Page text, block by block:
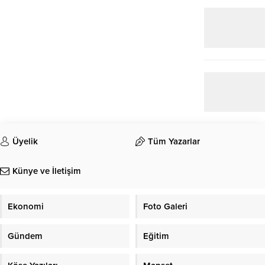
Üyelik Tüm Yazarlar
Künye ve İletişim
Ekonomi Foto Galeri
Gündem Eğitim